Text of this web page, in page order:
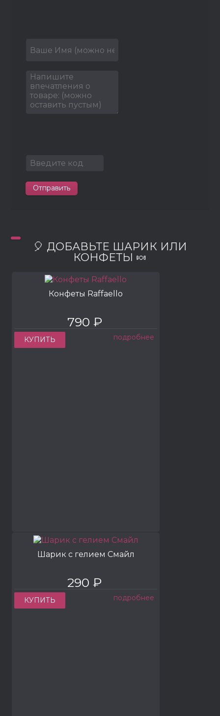
Отправить
🎈 ДОБАВЬТЕ ШАРИК ИЛИ
КОНФЕТЫ 🍬
Конфеты Raffaello
790 ₽
КУПИТЬ подробнее
Шарик с гелием Смайл
290 ₽
КУПИТЬ подробнее